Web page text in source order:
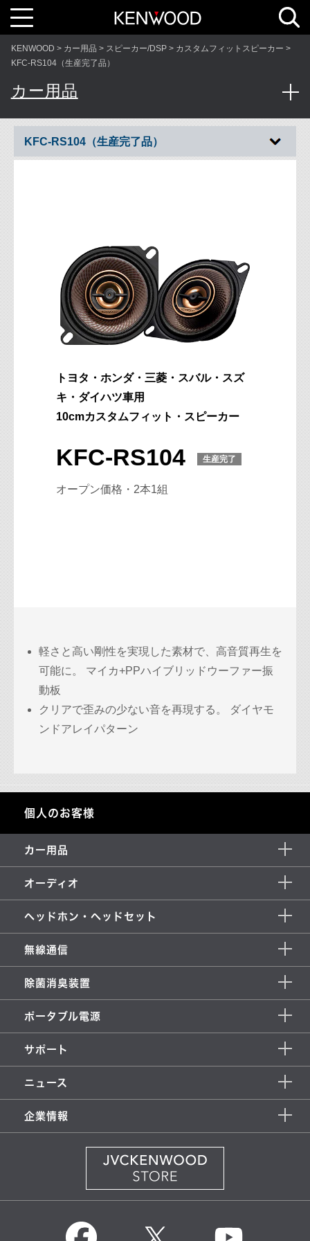
T
o
g
g
l
e
n
i
g
i
o
n
KENWOOD カー用品 スピーカー/DSP
カスタムフィットスピーカー
KFC-RS104（生産完了品）
カー用品
KFC-RS104（生産完了品）
トヨタ・ホンダ・三菱・スバル・スズ
キ・ダイハツ車用
10cmカスタムフィット・スピーカー
KFC-RS104 生産完了
オープン価格・2本1組
軽さと高い剛性を実現した素材で、高音質再生を
可能に。 マイカ+PPハイブリッドウーファー振
動板
クリアで歪みの少ない音を再現する。 ダイヤモ
ンドアレイパターン
個人のお客様
カー用品
オーディオ
ヘッドホン・ヘッドセット
無線通信
除菌消臭装置
ポータブル電源
サポート
ニュース
企業情報